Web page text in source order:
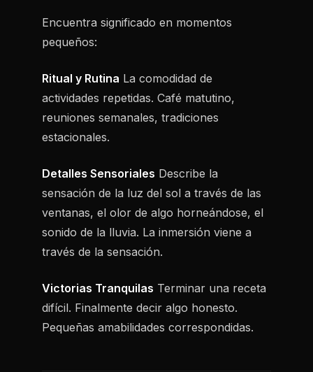
Encuentra significado en momentos
pequeños:
Ritual y Rutina La comodidad de
actividades repetidas. Café matutino,
reuniones semanales, tradiciones
estacionales.
Detalles Sensoriales Describe la
sensación de la luz del sol a través de las
ventanas, el olor de algo horneándose, el
sonido de la lluvia. La inmersión viene a
través de la sensación.
Victorias Tranquilas Terminar una receta
difícil. Finalmente decir algo honesto.
Pequeñas amabilidades correspondidas.